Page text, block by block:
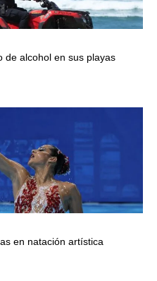
de alcohol en sus playas
en natación artística